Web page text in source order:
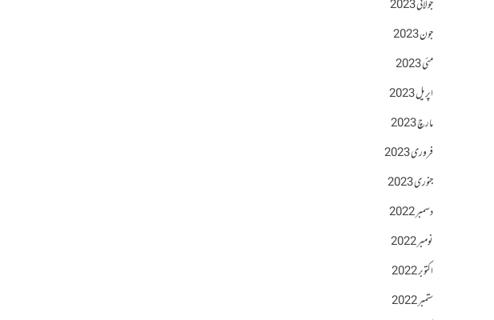
جولائی 2023
جون 2023
مئی 2023
اپریل 2023
مارچ 2023
فروری 2023
جنوری 2023
دسمبر 2022
نومبر 2022
اکتوبر 2022
ستمبر 2022